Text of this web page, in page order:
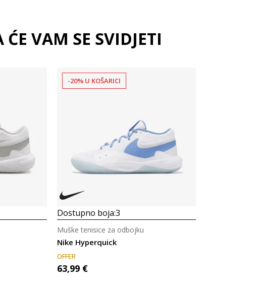
VAM SE SVIDJETI
-20% U KOŠARICI
Dostupno boja:3
Nike Hyperquick
Muške tenisice za odbojku
OFFER
63,99 €